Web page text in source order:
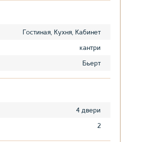
Гостиная, Кухня, Кабинет
кантри
Бьерт
4 двери
2